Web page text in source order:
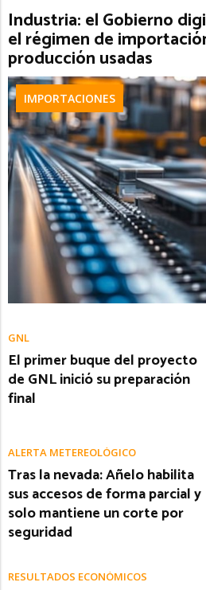
Industria: el Gobierno
el régimen de
producción usadas
IMPORTACIONES
GNL
El primer buque del proyecto
de GNL inició su preparación
final
ALERTA METEREOLÓGICO
Tras la nevada: Añelo habilita
sus accesos de forma parcial y
solo mantiene un corte por
seguridad
RESULTADOS ECONÓMICOS